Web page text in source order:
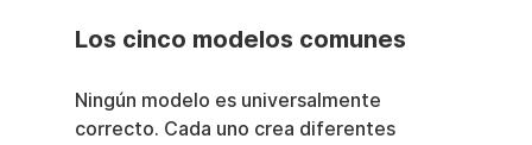
Los cinco modelos comunes
Ningún modelo es universalmente
correcto. Cada uno crea diferentes